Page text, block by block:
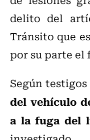
delito del
Tránsito que
por su parte el
Según testigos
del vehículo
a la fuga del